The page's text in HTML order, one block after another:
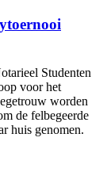
Studenten
voor het
worden
de felbegeerde
huis genomen.